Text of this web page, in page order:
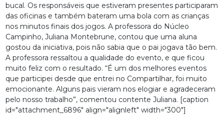
bucal. Os responsáveis que estiveram presentes participaram
das oficinas e também bateram uma bola com as crianças
nos minutos finais dos jogos. A professora do Núcleo
Campinho, Juliana Montebrune, contou que uma aluna
gostou da iniciativa, pois não sabia que o pai jogava tão bem.
A professora ressaltou a qualidade do evento, e que ficou
muito feliz com o resultado. “É um dos melhores eventos
que participei desde que entrei no Compartilhar, foi muito
emocionante. Alguns pais vieram nos elogiar e agradeceram
pelo nosso trabalho”, comentou contente Juliana. [caption
id="attachment_6896" align="alignleft" width="300"]